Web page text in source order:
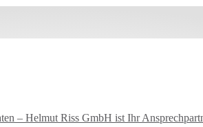
– Helmut Riss GmbH ist Ihr